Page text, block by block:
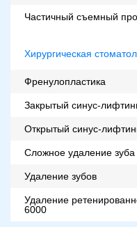
Частичный съемный
Хирургическая
Френулопластика
Закрытый синус-
Открытый синус-
Сложное удаление зуба
Удаление зубов
Удаление
6000